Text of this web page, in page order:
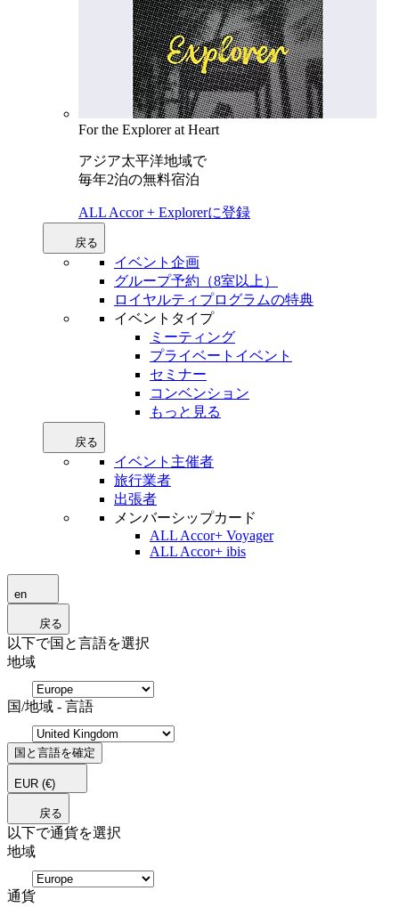
For the Explorer at Heart
アジア太平洋地域で
毎年2泊の無料宿泊
ALL Accor + Explorerに登録
戻る
イベント企画
グループ予約（8室以上）
ロイヤルティプログラムの特典
イベントタイプ
ミーティング
プライベートイベント
セミナー
コンベンション
もっと見る
戻る
イベント主催者
旅行業者
出張者
メンバーシップカード
ALL Accor+ Voyager
ALL Accor+ ibis
en
戻る
以下で国と言語を選択
地域
国/地域 - 言語
国と言語を確定
EUR (€)
戻る
以下で通貨を選択
地域
通貨